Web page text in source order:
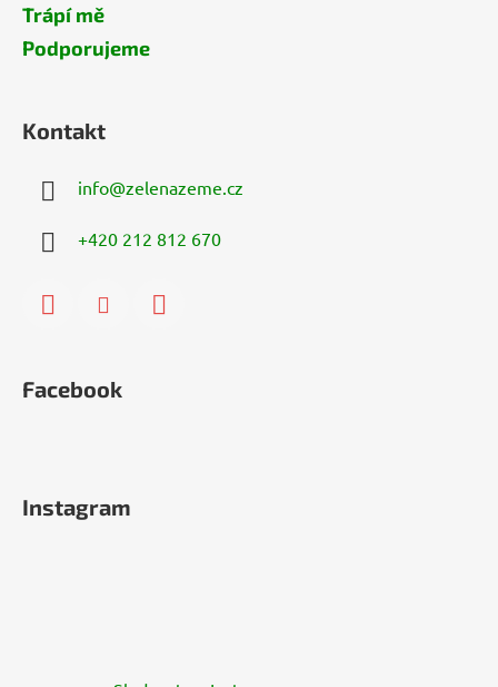
Trápí mě
Podporujeme
Kontakt
info@zelenazeme.cz
+420 212 812 670
Facebook
Instagram